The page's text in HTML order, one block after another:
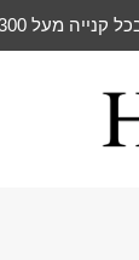
מעל 300 ₪